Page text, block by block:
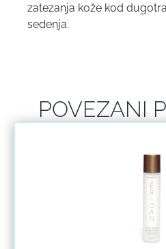
zatezanja kože kod
sedenja.
POVEZANI